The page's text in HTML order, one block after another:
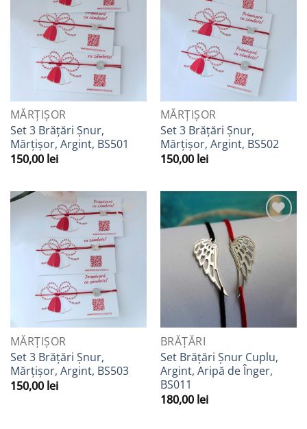
Adaugă
Favorite
MĂRȚIȘOR
Set 3 Brățări Șnur,
Mărțișor, Argint, BS501
150,00 lei
la
Favorite
MĂRȚIȘOR
Set 3 Brățări Șnur,
Mărțișor, Argint, BS502
150,00 lei
Adaugă
MĂRȚIȘOR
Set 3 Brățări Șnur,
Mărțișor, Argint, BS503
150,00 lei
Favorite
BRĂȚĂRI
Set Brățări Șnur Cuplu,
Argint, Aripă de Înger,
BS011
180,00 lei